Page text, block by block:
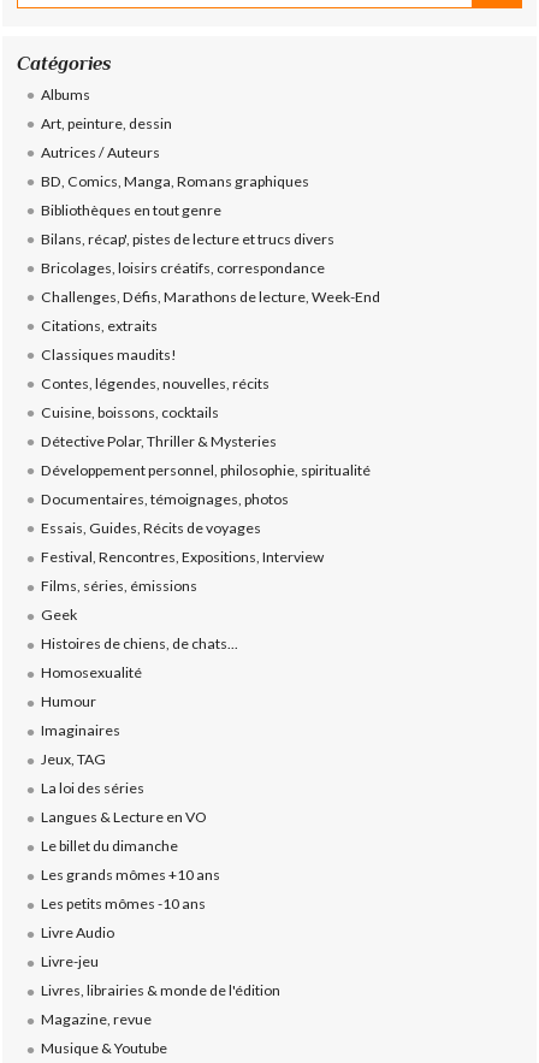
Catégories
Albums
Art, peinture, dessin
Autrices / Auteurs
BD, Comics, Manga, Romans graphiques
Bibliothèques en tout genre
Bilans, récap', pistes de lecture et trucs divers
Bricolages, loisirs créatifs, correspondance
Challenges, Défis, Marathons de lecture, Week-End
Citations, extraits
Classiques maudits!
Contes, légendes, nouvelles, récits
Cuisine, boissons, cocktails
Détective Polar, Thriller & Mysteries
Développement personnel, philosophie, spiritualité
Documentaires, témoignages, photos
Essais, Guides, Récits de voyages
Festival, Rencontres, Expositions, Interview
Films, séries, émissions
Geek
Histoires de chiens, de chats...
Homosexualité
Humour
Imaginaires
Jeux, TAG
La loi des séries
Langues & Lecture en VO
Le billet du dimanche
Les grands mômes +10 ans
Les petits mômes -10 ans
Livre Audio
Livre-jeu
Livres, librairies & monde de l'édition
Magazine, revue
Musique & Youtube